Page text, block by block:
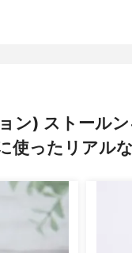
ン) ストール
使ったリアル